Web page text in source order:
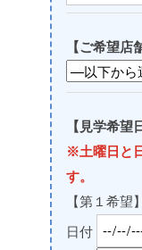
【ご希望店
【見学希望
※土曜日と
す。
【第１希望】
日付